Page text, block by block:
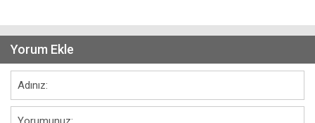
Yorum Ekle